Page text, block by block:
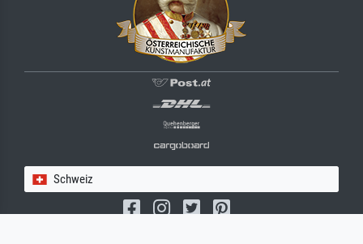
Schweiz